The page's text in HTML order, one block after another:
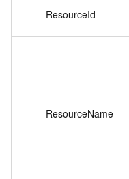
ResourceId
ResourceName